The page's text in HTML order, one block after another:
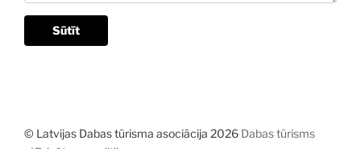
Sūtīt
© Latvijas Dabas tūrisma asociācija 2026 Dabas tūrisms